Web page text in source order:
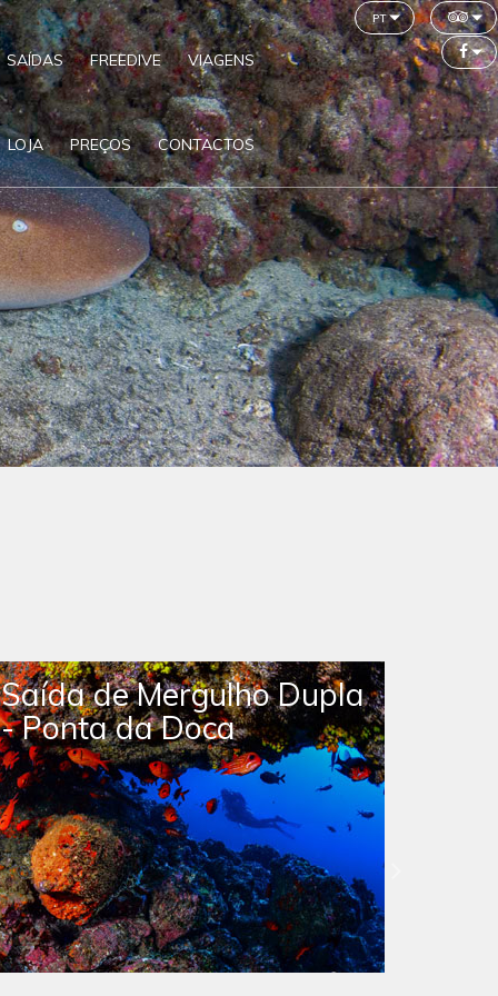
SAÍDAS FREEDIVE VIAGENS
LOJA PREÇOS CONTACTOS
pt
Saída de Mergulho Livre
com Tartarugas